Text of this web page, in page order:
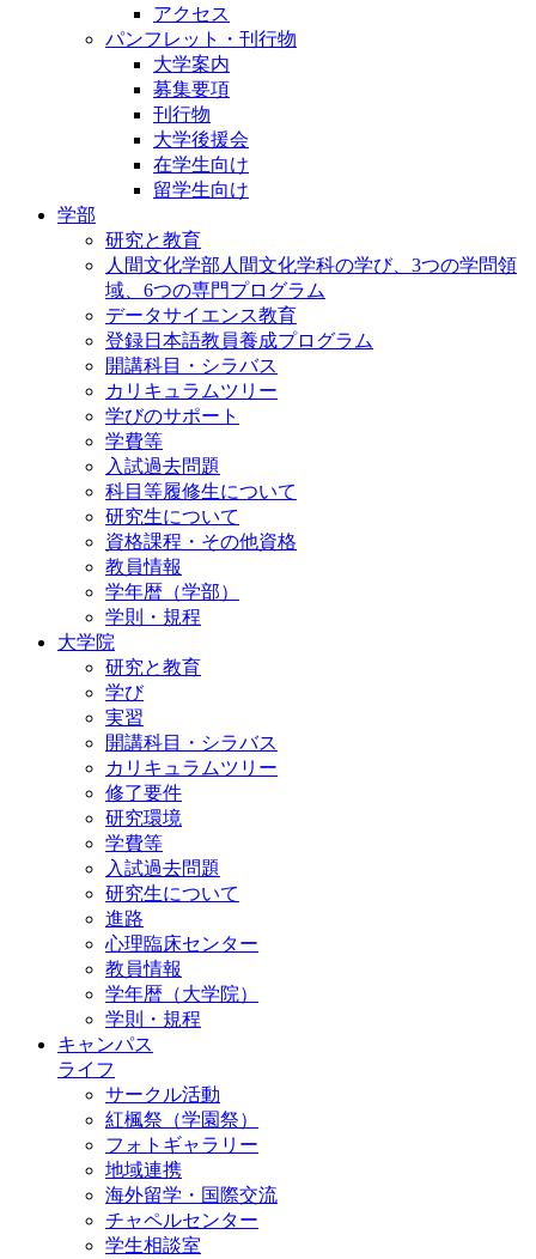
アクセス
パンフレット・刊行物
大学案内
募集要項
刊行物
大学後援会
在学生向け
留学生向け
学部
研究と教育
人間文化学部人間文化学科の学び、3つの学問領
域、6つの専門プログラム
データサイエンス教育
登録日本語教員養成プログラム
開講科目・シラバス
カリキュラムツリー
学びのサポート
学費等
入試過去問題
科目等履修生について
研究生について
資格課程・その他資格
教員情報
学年暦（学部）
学則・規程
大学院
研究と教育
学び
実習
開講科目・シラバス
カリキュラムツリー
修了要件
研究環境
学費等
入試過去問題
研究生について
進路
心理臨床センター
教員情報
学年暦（大学院）
学則・規程
キャンパス
ライフ
サークル活動
紅楓祭（学園祭）
フォトギャラリー
地域連携
海外留学・国際交流
チャペルセンター
学生相談室